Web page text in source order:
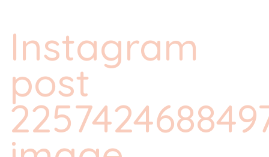
Instagram
post